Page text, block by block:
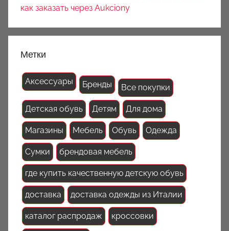
как заказать через Aukciony
Метки
Аксессуары Бренды Все покупки
Детская обувь Детям Для дома
Магазины Мебель Обувь Одежда
Сумки брендовая мебель
где купить качественную детскую обувь
доставка доставка одежды из Италии
каталог распродаж кроссовки